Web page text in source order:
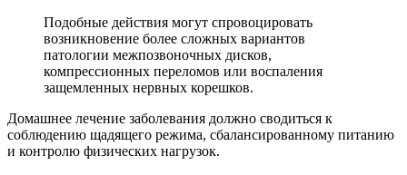
Подобные действия могут спровоцировать
возникновение более сложных вариантов
патологии межпозвоночных дисков,
компрессионных переломов или воспаления
защемленных нервных корешков.
Домашнее лечение заболевания должно сводиться к
соблюдению щадящего режима, сбалансированному питанию
и контролю физических нагрузок.